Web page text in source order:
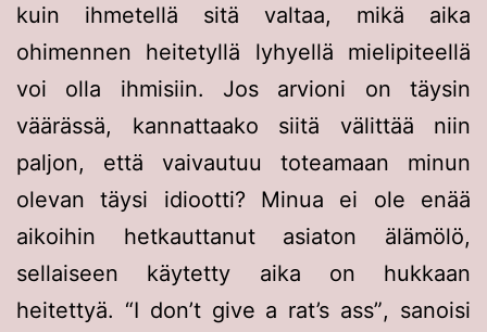
kuin ihmetellä sitä valtaa, mikä aika
ohimennen heitetyllä lyhyellä mielipiteellä
voi olla ihmisiin. Jos arvioni on täysin
väärässä, kannattaako siitä välittää niin
paljon, että vaivautuu toteamaan minun
olevan täysi idiootti? Minua ei ole enää
aikoihin hetkauttanut asiaton älämölö,
sellaiseen käytetty aika on hukkaan
heitettyä.
I don’t give a rat’s ass , sanoisi